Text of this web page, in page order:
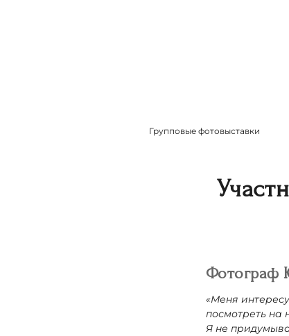
Групповые фотовыставки
Фотограф
«Меня
посмотреть на
Я не